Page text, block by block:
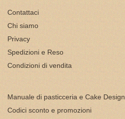
Contattaci
Chi siamo
Privacy
Spedizioni e Reso
Condizioni di vendita
Manuale di pasticceria e Cake Design
Codici sconto e promozioni